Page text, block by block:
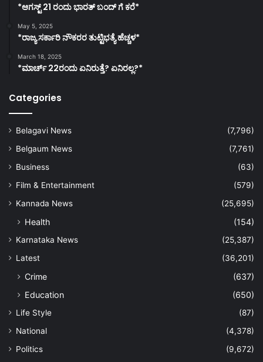
*ಆಗಸ್ಟ್ 21 ರಂದು ಭಾರತ್‌ ಬಂದ್‌ ಗೆ ಕರೆ*
May 5, 2025
*ರಾಜ್ಯ ಸರ್ಕಾರಿ ನೌಕರರ ತುಟ್ಟಿಭತ್ಯೆ ಹೆಚ್ಚಳ*
March 18, 2025
*ಮಾರ್ಚ್ 22ರಂದು ಏನಿರುತ್ತೆ? ಏನಿರಲ್ಲ?*
Categories
Belagavi News
(7,796)
Belgaum News
(7,761)
Business
(63)
Film & Entertainment
(579)
Kannada News
(25,695)
Health (154)
Karnataka News
(25,387)
Latest
(36,201)
Crime
(637)
Education
(650)
Life Style
(87)
National
(4,378)
Politics
(9,672)